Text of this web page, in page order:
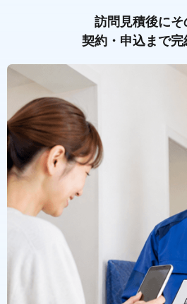
訪問見積後にそ
契約・申込まで完